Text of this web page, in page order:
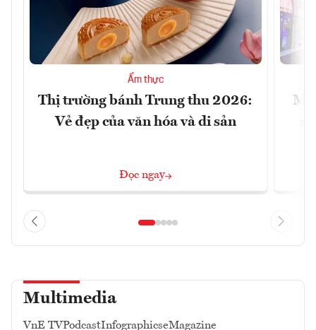
Ẩm thực
Thị trường bánh Trung thu 2026:
Vẻ đẹp của văn hóa và di sản
Đọc ngay
Multimedia
VnE TVPodcastInfographicseMagazine